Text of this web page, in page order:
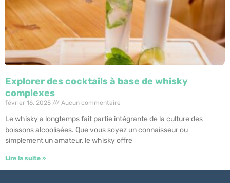
Explorer des cocktails à base de whisky
complexes
février 16, 2025 Aucun commentaire
Le whisky a longtemps fait partie intégrante de la culture des
boissons alcoolisées. Que vous soyez un connaisseur ou
simplement un amateur, le whisky offre
Lire la suite »